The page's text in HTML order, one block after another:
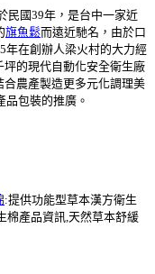
民國39年，是台中一家近
旗魚鬆而遠近馳名，由於口
年在創辦人梁火村的大力經
的現代自動化安全衛生廠
農產製造更多元化調理美
包裝的推廣。
:提供功能型草本漢方衛生
棉產品資訊,天然草本舒緩